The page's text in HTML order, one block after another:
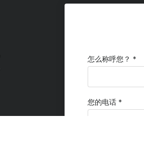
怎么称呼您？ *
您的电话 *